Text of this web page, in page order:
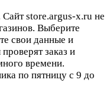
store.argus-x.ru не
Выберите
свои данные и
заказ и
времени.
по пятницу с 9 до